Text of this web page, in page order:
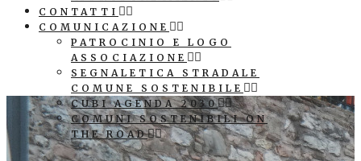
CONTATTI
COMUNICAZIONE
PATROCINIO E LOGO
ASSOCIAZIONE
SEGNALETICA STRADALE
COMUNE SOSTENIBILE
CUBI AGENDA 2030
COMUNI SOSTENIBILI ON
THE ROAD